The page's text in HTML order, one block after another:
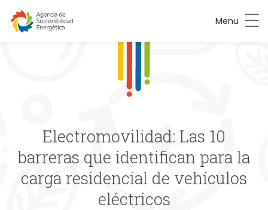
Menu
Electromovilidad: Las 10
barreras que identifican para la
carga residencial de vehículos
eléctricos